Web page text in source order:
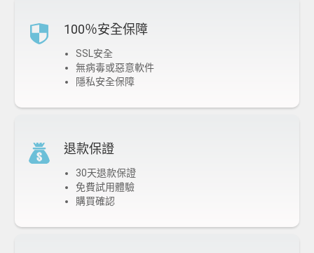
100％安全保障
SSL安全
無病毒或惡意軟件
隱私安全保障
退款保證
30天退款保證
免費試用體驗
購買確認